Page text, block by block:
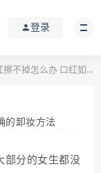
登录
么办 口红如何正确的卸妆方法
的卸妆方法
部分的女生都没